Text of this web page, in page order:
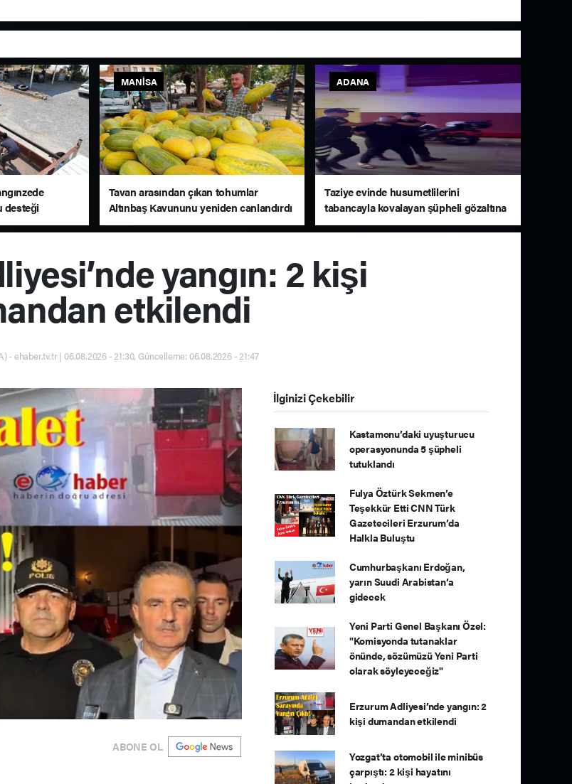
desteği
MANISA
Tavan arasından çıkan tohumlar
Altınbaş Kavununu yeniden canlandırdı
ADANA
Taziye evinde husumetlilerini
tabancayla kovalayan şüpheli gözaltına
alındı
yangın: 2 kişi
etkilendi
- ehaber.tv.tr | 06.08.2026 - 21:30, Güncelleme: 06.08.2026 - 21:47
ABONE OL
İlginizi Çekebilir
Kastamonu’daki uyuşturucu
operasyonunda 5 şüpheli
tutuklandı
Fulya Öztürk Sekmen’e
Teşekkür Etti CNN Türk
Gazetecileri Erzurum’da
Halkla Buluştu
Cumhurbaşkanı Erdoğan,
yarın Suudi Arabistan’a
gidecek
Yeni Parti Genel Başkanı Özel:
"Komisyonda tutanaklar
önünde, sözümüzü Yeni Parti
olarak söyleyeceğiz"
Erzurum Adliyesi’nde yangın: 2
kişi dumandan etkilendi
Yozgat’ta otomobil ile minibüs
çarpıştı: 2 kişi hayatını